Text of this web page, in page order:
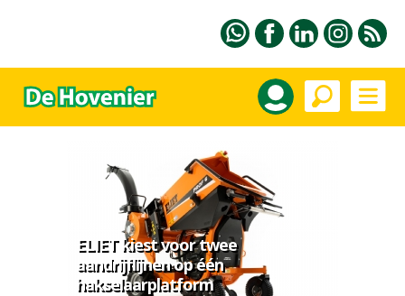
ELIET kiest voor twee
aandrijflijnen op één
hakselaarplatform